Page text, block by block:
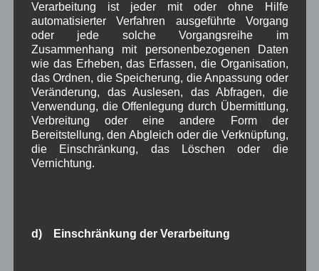
Juni 2022(4)
Mai 2022(5)
April 2022
(8)
März 2022(6)
Februar 2022(4)
Januar 2022(3)
Dezember 2021(7)
November 2021(9)
Oktober 2021(8)
September 2021(8)
August 2021(4)
März 2021(3)
Verarbeitung ist jeder mit oder ohne Hilfe
automatisierter Verfahren ausgeführte Vorgang
oder jede solche Vorgangsreihe im
Zusammenhang mit personenbezogenen Daten
wie das Erheben, das Erfassen, die Organisation,
das Ordnen, die Speicherung, die Anpassung oder
Veränderung, das Auslesen, das Abfragen, die
Verwendung, die Offenlegung durch Übermittlung,
Verbreitung oder eine andere Form der
Bereitstellung, den Abgleich oder die Verknüpfung,
die Einschränkung, das Löschen oder die
Vernichtung.
d) Einschränkung der Verarbeitung